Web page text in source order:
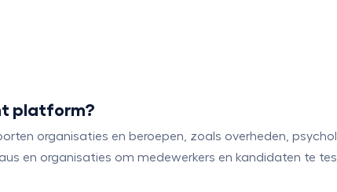
platform?
organisaties en beroepen, zoals overheden,
en organisaties om medewerkers en kandidaten te